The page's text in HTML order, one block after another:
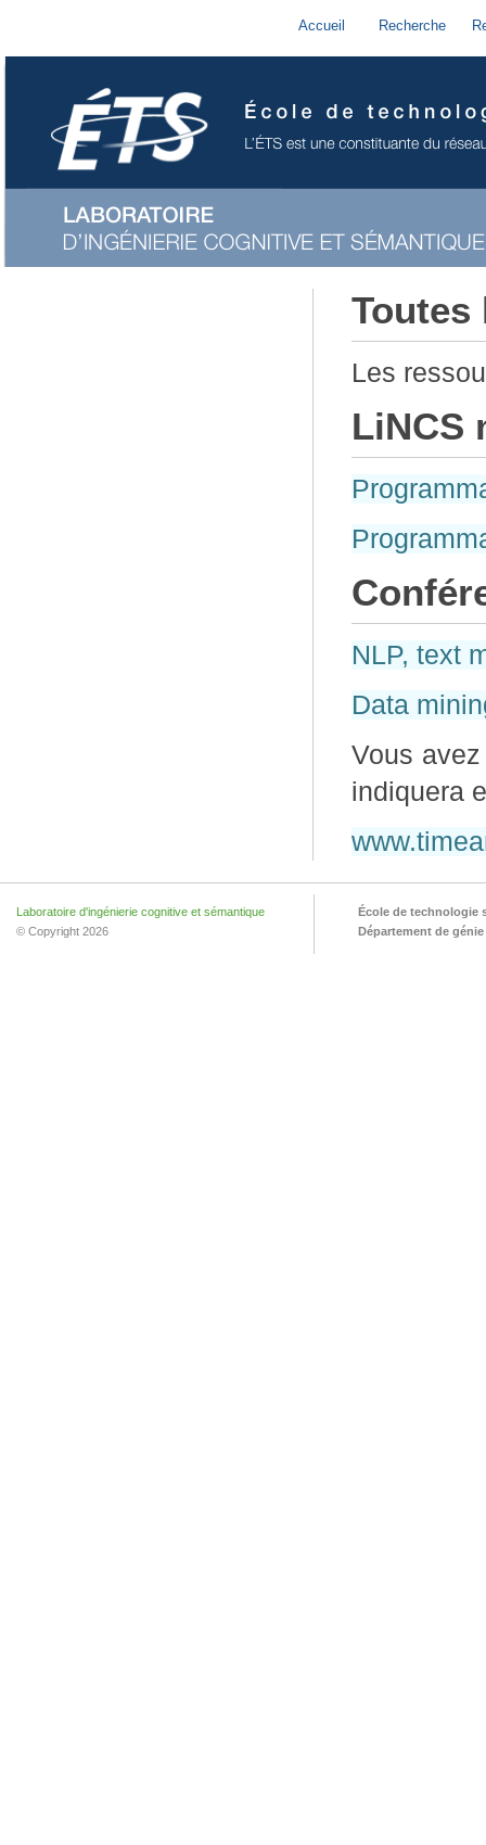
Accueil Recherche
Toutes
Les
LiNCS
NLP, text
Data
Vous
indiquera
Laboratoire d'ingénierie cognitive et sémantique
© Copyright 2026
École de technologie
Département de